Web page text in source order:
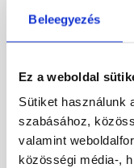
Beleegyezés
Ez a weboldal
Sütiket használunk
szabásához,
valamint
közösségi média-,
vékonyvakolat,
Rendelésre
1 309 Ft / kg
Megnézem